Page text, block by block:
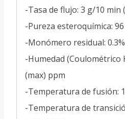
-Tasa de flujo: 3 g/10 min
-Pureza esteroquímica:
-Monómero residual:
-Humedad (Coulométrico
(max) ppm
-Temperatura de fusión:
-Temperatura de